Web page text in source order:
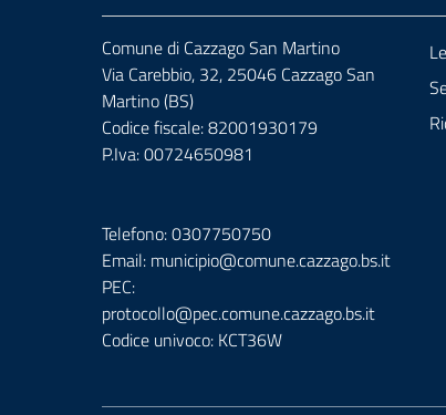
Comune di Cazzago San Martino
Via Carebbio, 32, 25046 Cazzago San
Martino (BS)
Codice fiscale: 82001930179
P.Iva: 00724650981
Telefono: 0307750750
Email: municipio@comune.cazzago.bs.it
PEC:
protocollo@pec.comune.cazzago.bs.it
Codice univoco: KCT36W